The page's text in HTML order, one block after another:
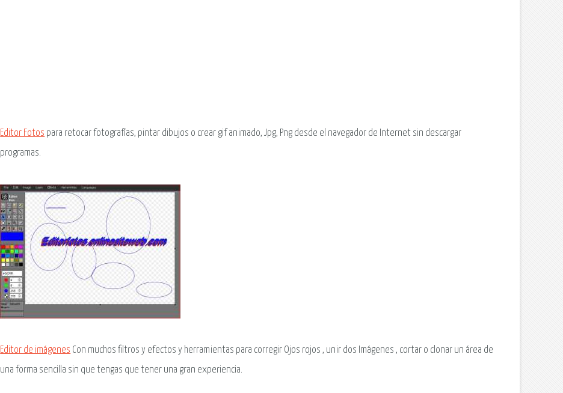
Editor Fotos para retocar fotografías, pintar dibujos o crear gif animado, Jpg, Png desde el navegador de Internet sin descargar
programas.
Editor de imágenes Con muchos filtros y efectos y herramientas para corregir Ojos rojos , unir dos Imágenes , cortar o clonar un área de
una forma sencilla sin que tengas que tener una gran experiencia.